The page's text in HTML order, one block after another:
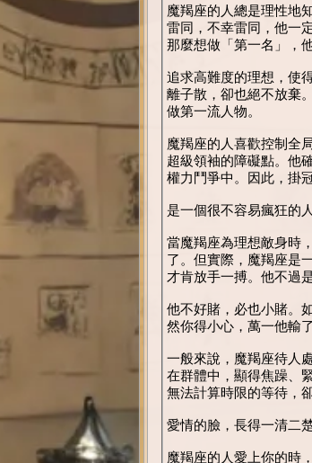
魔羯座的人總是理性地
雷同，不幸雷同，他一
那麼想做「第一名」，
追求高難度的理想，使
離子散，卻也絕不放棄
做第一流人物。
魔羯座的人喜歡控制全
超級領袖的障礙點。他
權力鬥爭中。因此，掛
是一個很不容易瘋狂的人
當魔羯座為理想敵身時
了。但實際，魔羯座是
才肯放手一搏。他不過
他不好賭，必也小賭。
然你得小心，萬一他輸
一般來說，魔羯座待人
在群體中，顯得焦躁、
無法計算時限的等待，
愛情的臉，長得一清二
魔羯座的人愛上你的時